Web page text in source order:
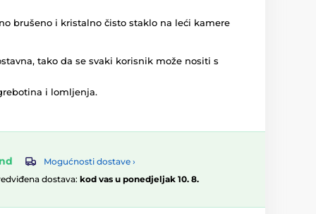
brušeno i kristalno čisto staklo na leći kamere
tako da se svaki korisnik može nositi s
i lomljenja.
Mogućnosti dostave ›
dostava: kod vas u ponedjeljak 10. 8.